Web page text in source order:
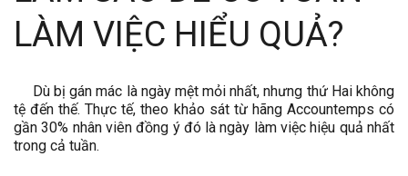
LÀM VIỆC HIỂU QUẢ?
Dù bị gán mác là ngày mệt mỏi nhất, nhưng thứ Hai không
tệ đến thế. Thực tế, theo khảo sát từ hãng Accountemps có
gần 30% nhân viên đồng ý đó là ngày làm việc hiệu quả nhất
trong cả tuần.